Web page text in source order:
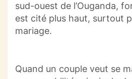
sud-ouest de l’Ouganda,
est cité plus haut, surtout
mariage.
Quand un couple veut se